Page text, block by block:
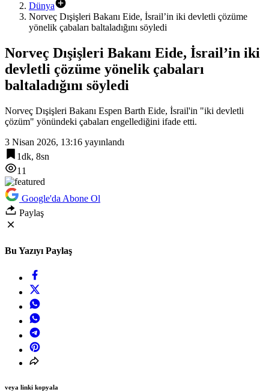
Dünya
Norveç Dışişleri Bakanı Eide, İsrail’in iki devletli çözüme
yönelik çabaları baltaladığını söyledi
Norveç Dışişleri Bakanı Eide, İsrail’in iki
devletli çözüme yönelik çabaları
baltaladığını söyledi
Norveç Dışişleri Bakanı Espen Barth Eide, İsrail'in "iki devletli
çözüm" yönündeki çabaları engellediğini ifade etti.
3 Nisan 2026, 13:16 yayınlandı
1dk, 8sn
11
Google'da Abone Ol
Paylaş
Bu Yazıyı Paylaş
veya linki kopyala